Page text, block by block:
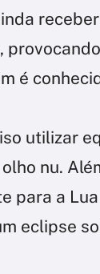
é
utilizar
nu.
para a
eclipse